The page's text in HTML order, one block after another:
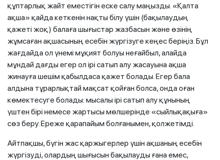
құптарлық жайт еместігін еске салу маңызды. «Қалта
ақша» қайда кеткенін нақты білу үшін (бақылаудың
қажеті жоқ) балаға шығыстар жазбасын және өзінің
жұмсаған ақшасының есебін жүргізуге кеңес беріңіз. Бұл
жағдайда ол үнемі мұқият болуы неғайбыл, алайда
мұндай дағды егер ол ірі сатып алу жасауына ақша
жинауға шешім қабылдаса қажет болады. Егер бала
алдына тұрарлықтай мақсат қойған болса, онда оған
көмектесуге болады: мысалы ірі сатып алу құнының
үштен бірі немесе жартысы мөлшерінде «сыйлықақыға»
сөз беру. Ереже қарапайым болғанымен, қолжетімді.
Айтпақшы, бүгін жас қаржыгерлер үшін ақшаның есебін
жүргізуді, олардың шығысын бақылауды ғана емес,